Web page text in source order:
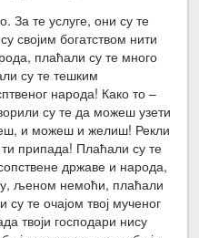
За те услуге, они су те
својим богатством нити
плаћали су те много
су те тешким
народа! Како то –
су те да можеш узети
и можеш и желиш! Рекли
ти припада! Плаћали су те
државе и народа,
љеном немоћи, плаћали
те очајом твој мученог
твоји господари нису